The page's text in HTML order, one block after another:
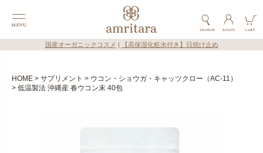
国産オーガニックコスメ 【高保湿化粧水付き】日焼け止め
HOME サプリメント
ウコン・ショウガ・キャッツクロー（AC-11）
低温製法 沖縄産 春ウコン末 40包